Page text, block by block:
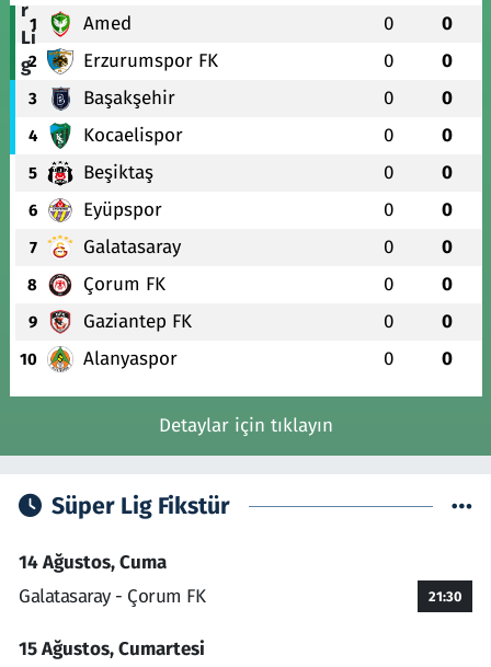
1 Amed 0 0
2 Erzurumspor FK 0 0
3 Başakşehir 0 0
4 Kocaelispor 0 0
5 Beşiktaş 0 0
6 Eyüpspor 0 0
7 Galatasaray 0 0
8 Çorum FK 0 0
9 Gaziantep FK 0 0
10 Alanyaspor 0 0
Detaylar için tıklayın
Süper Lig Fikstür
14 Ağustos, Cuma
Galatasaray - Çorum FK
21:30
15 Ağustos, Cumartesi